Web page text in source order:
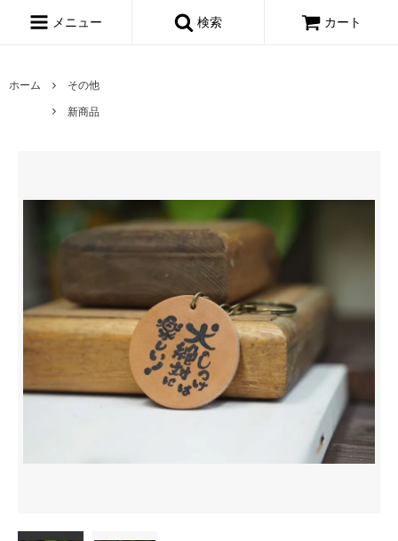
メニュー 検索 カート
ホーム
その他
新商品